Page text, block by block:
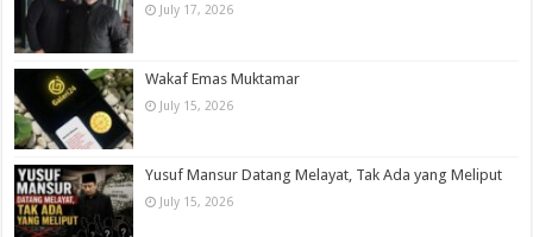
July 17, 2026
Wakaf Emas Muktamar
July 15, 2026
Yusuf Mansur Datang Melayat, Tak Ada yang Meliput
July 15, 2026